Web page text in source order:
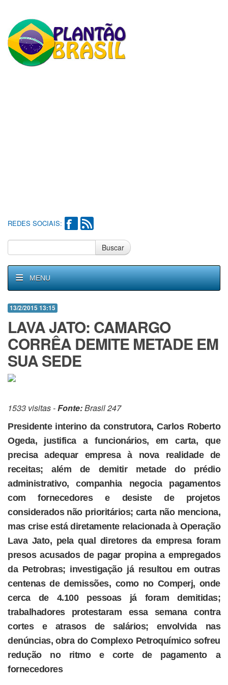
REDES SOCIAIS:
Buscar
MENU
13/2/2015 13:15
LAVA JATO: CAMARGO
CORRÊA DEMITE METADE EM
SUA SEDE
1533 visitas -Fonte:Brasil 247
Presidente interino da construtora, Carlos Roberto
Ogeda, justifica a funcionários, em carta, que
precisa adequar empresa à nova realidade de
receitas; além de demitir metade do prédio
administrativo, companhia negocia pagamentos
com fornecedores e desiste de projetos
considerados não prioritários; carta não menciona,
mas crise está diretamente relacionada à Operação
Lava Jato, pela qual diretores da empresa foram
presos acusados de pagar propina a empregados
da Petrobras; investigação já resultou em outras
centenas de demissões, como no Comperj, onde
cerca de 4.100 pessoas já foram demitidas;
trabalhadores protestaram essa semana contra
cortes e atrasos de salários; envolvida nas
denúncias, obra do Complexo Petroquímico sofreu
redução no ritmo e corte de pagamento a
fornecedores